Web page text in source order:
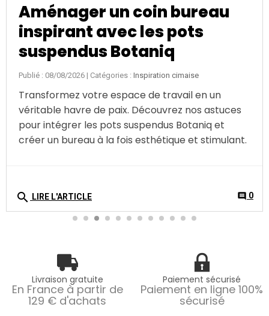
Aménager un coin bureau
inspirant avec les pots
suspendus Botaniq
Publié : 08/08/2026 | Catégories : Inspiration cimaise
Transformez votre espace de travail en un
véritable havre de paix. Découvrez nos astuces
pour intégrer les pots suspendus Botaniq et
créer un bureau à la fois esthétique et stimulant.
search LIRE L'ARTICLE comment 0
Livraison gratuite
En France à partir de
129 € d'achats
Paiement sécurisé
Paiement en ligne 100%
sécurisé